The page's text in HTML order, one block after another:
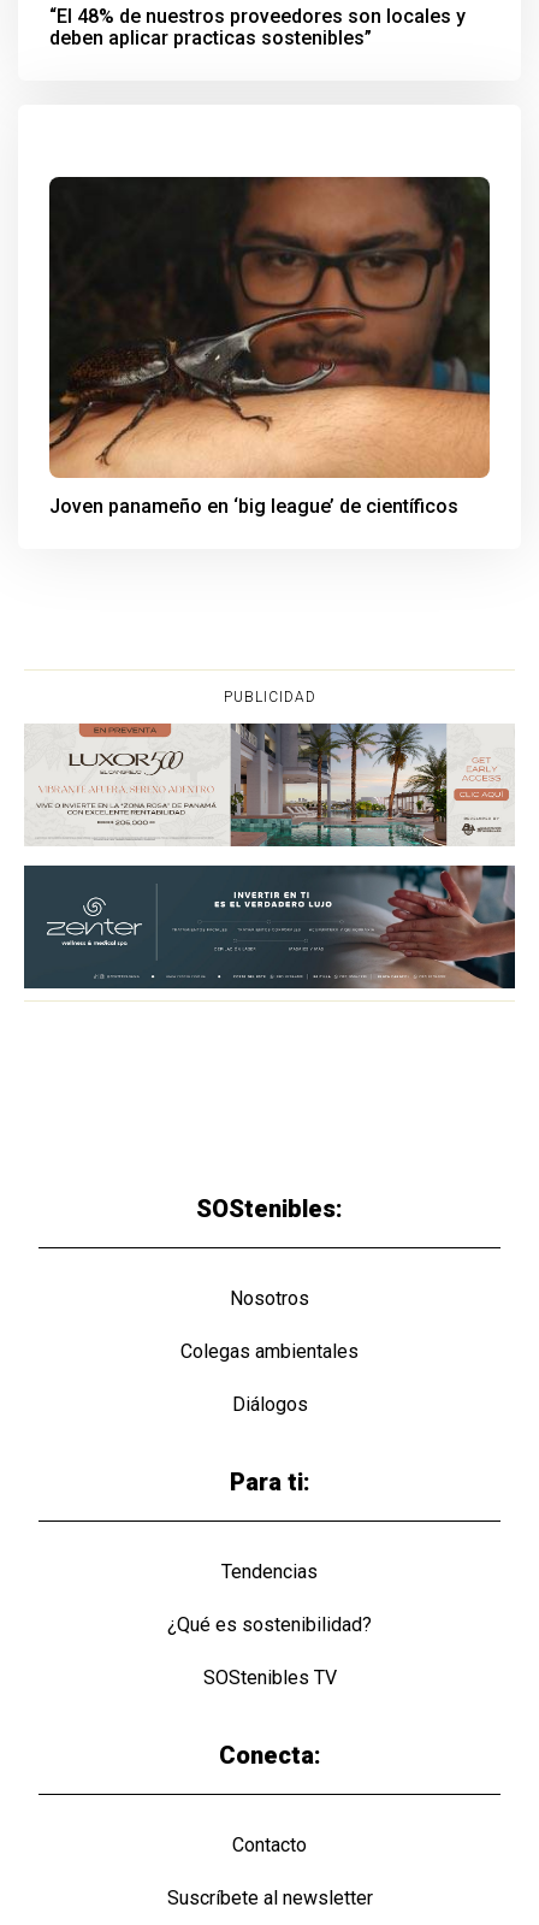
“El 48% de nuestros proveedores son locales y
deben aplicar practicas sostenibles”
Joven panameño en ‘big league’ de científicos
PUBLICIDAD
SOStenibles:
Nosotros
Colegas ambientales
Diálogos
Para ti:
Tendencias
¿Qué es sostenibilidad?
SOStenibles TV
Conecta:
Contacto
Suscríbete al newsletter